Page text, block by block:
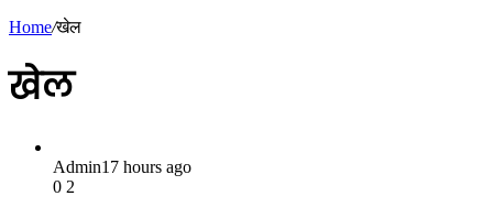
Home/खेल
खेल
Admin17 hours ago
0 2